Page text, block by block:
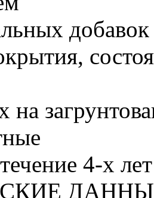
добавок
на
4-х лет